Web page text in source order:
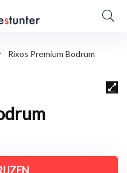
Rixos Premium Bodrum